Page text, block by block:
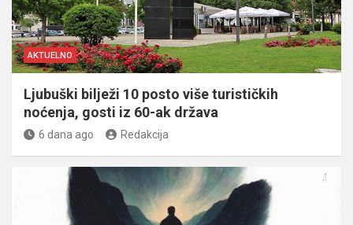
AKTUELNO
Ljubuški bilježi 10 posto više turističkih
noćenja, gosti iz 60-ak država
6 dana ago Redakcija